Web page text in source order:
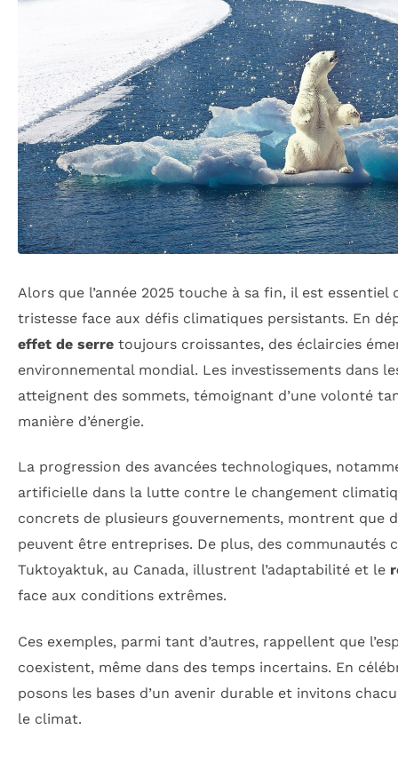
Alors que l’année 2025 touche à sa fin, il est essentiel
tristesse face aux défis climatiques persistants. En
effet de serre toujours croissantes, des éclaircies
environnemental mondial. Les investissements dans
atteignent des sommets, témoignant d’une volonté
manière d’énergie.
La progression des avancées technologiques,
artificielle dans la lutte contre le changement
concrets de plusieurs gouvernements, montrent que
peuvent être entreprises. De plus, des communautés
Tuktoyaktuk, au Canada, illustrent l’adaptabilité et le
face aux conditions extrêmes.
Ces exemples, parmi tant d’autres, rappellent que
coexistent, même dans des temps incertains. En
posons les bases d’un avenir durable et invitons
le climat.